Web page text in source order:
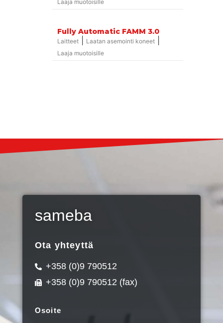
Laaja muotoisille
Fully Automatic FAMM 3.0
Laitteet Laatan asemointi koneet
Laaja muotoisille
sameba
Ota yhteyttä
+358 (0)9 790512
+358 (0)9 790512 (fax)
Osoite